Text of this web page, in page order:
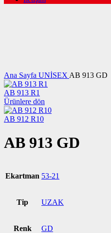
Ana Sayfa UNİSEX AB 913 GD
AB 913 R1
Ürünlere dön
AB 912 R10
AB 913 GD
Ekartman 53-21
Tip UZAK
Renk GD